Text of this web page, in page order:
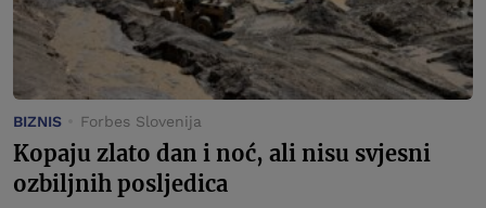
BIZNIS Forbes Slovenija
Kopaju zlato dan i noć, ali nisu svjesni
ozbiljnih posljedica